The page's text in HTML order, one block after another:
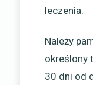
leczenia.
Należy
określony
30 dni od